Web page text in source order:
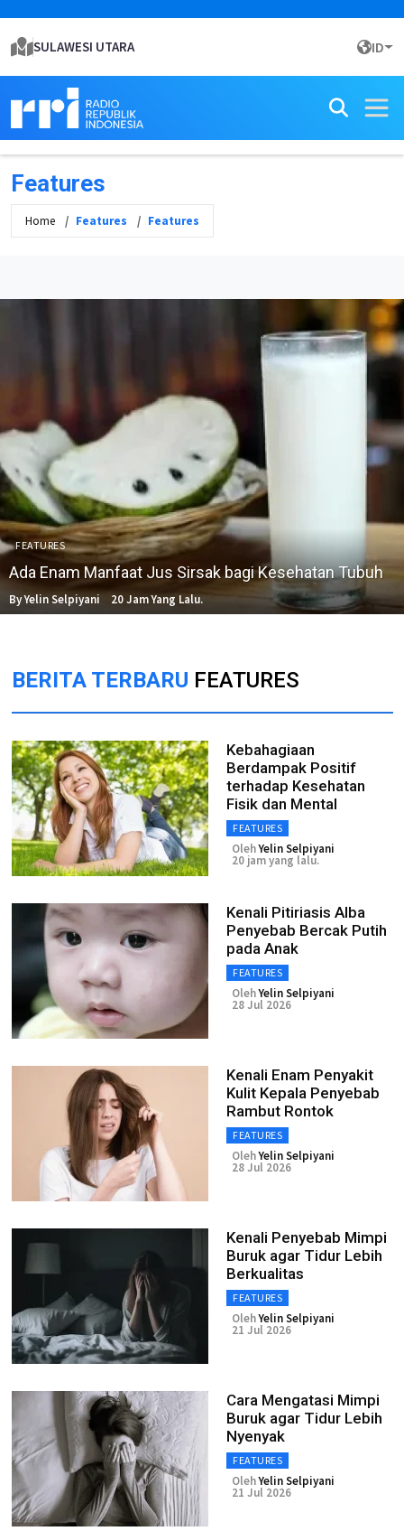
SULAWESI UTARA ID
Features
Home Features Features
FEATURES
Ada Enam Manfaat Jus Sirsak bagi Kesehatan Tubuh
By Yelin Selpiyani 20 Jam Yang Lalu.
BERITA TERBARU FEATURES
Kebahagiaan
Berdampak Positif
terhadap Kesehatan
Fisik dan Mental
FEATURES
OlehYelin Selpiyani
20 jam yang lalu.
Kenali Pitiriasis Alba
Penyebab Bercak Putih
pada Anak
FEATURES
OlehYelin Selpiyani
28 Jul 2026
Kenali Enam Penyakit
Kulit Kepala Penyebab
Rambut Rontok
FEATURES
OlehYelin Selpiyani
28 Jul 2026
Kenali Penyebab Mimpi
Buruk agar Tidur Lebih
Berkualitas
FEATURES
OlehYelin Selpiyani
21 Jul 2026
Cara Mengatasi Mimpi
Buruk agar Tidur Lebih
Nyenyak
FEATURES
OlehYelin Selpiyani
21 Jul 2026